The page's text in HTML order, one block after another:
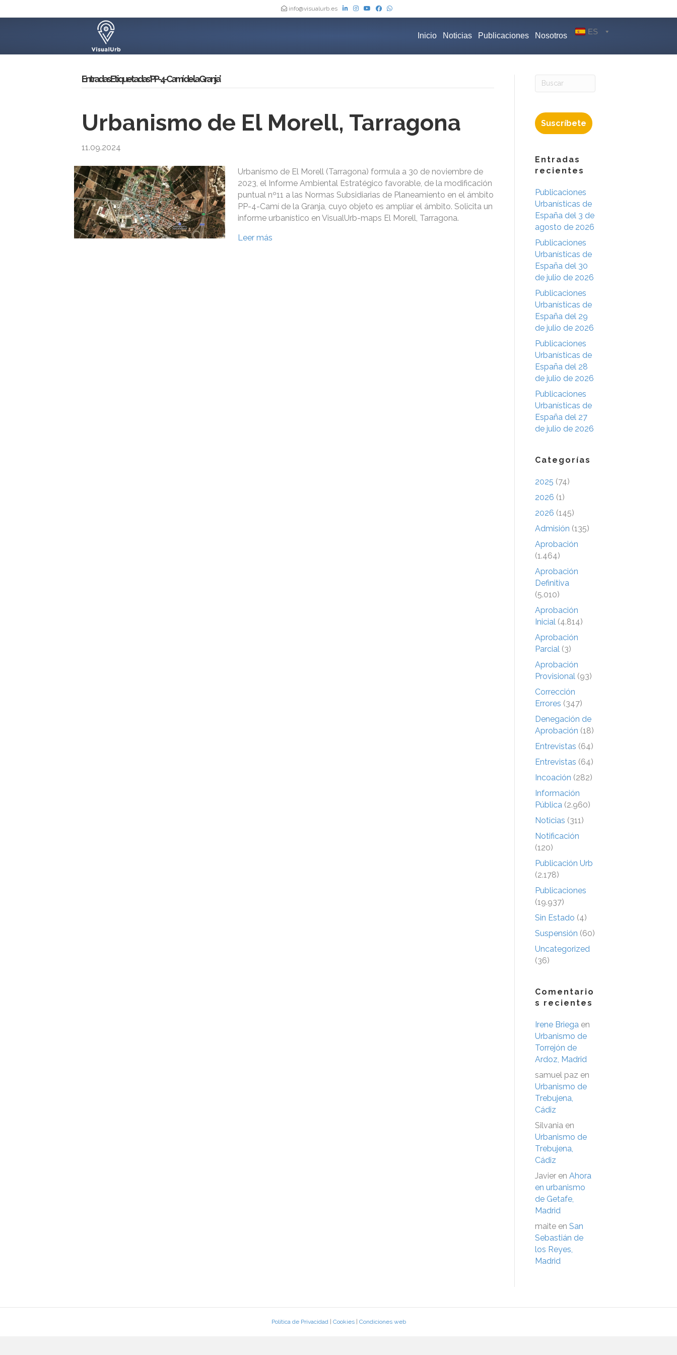
info@visualurb.es
Inicio Noticias Publicaciones Nosotros ES
Entradas Etiquetadas ‘PP-4-Camí de la Granja’
Urbanismo de El Morell, Tarragona
11.09.2024
Urbanismo de El Morell (Tarragona) formula a 30 de noviembre de
2023, el Informe Ambiental Estratégico favorable, de la modificación
puntual nº11 a las Normas Subsidiarias de Planeamiento en el ámbito
PP-4-Camí de la Granja, cuyo objeto es ampliar el ámbito. Solicita un
informe urbanístico en VisualUrb-maps El Morell, Tarragona.
Leer más
Suscríbete
Entradas
recientes
Publicaciones
Urbanísticas de
España del 3 de
agosto de 2026
Publicaciones
Urbanísticas de
España del 30
de julio de 2026
Publicaciones
Urbanísticas de
España del 29
de julio de 2026
Publicaciones
Urbanísticas de
España del 28
de julio de 2026
Publicaciones
Urbanísticas de
España del 27
de julio de 2026
Categorías
2025 (74)
2026 (1)
2026 (145)
Admisión (135)
Aprobación
(1.464)
Aprobación
Definitiva
(5.010)
Aprobación
Inicial (4.814)
Aprobación
Parcial (3)
Aprobación
Provisional (93)
Corrección
Errores (347)
Denegación de
Aprobación (18)
Entrevistas (64)
Entrevistas (64)
Incoación (282)
Información
Pública (2.960)
Noticias (311)
Notificación
(120)
Publicación Urb
(2.178)
Publicaciones
(19.937)
Sin Estado (4)
Suspensión (60)
Uncategorized
(36)
Comentario
s recientes
Irene Briega en
Urbanismo de
Torrejón de
Ardoz, Madrid
samuel paz en
Urbanismo de
Trebujena,
Cádiz
Silvania en
Urbanismo de
Trebujena,
Cádiz
Javier en Ahora
en urbanismo
de Getafe,
Madrid
maite en San
Sebastián de
los Reyes,
Madrid
Política de Privacidad| Cookies| Condiciones web